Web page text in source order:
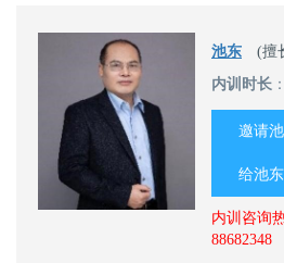
池东
(擅
内训时长
邀请
给池
内训咨询
88682348